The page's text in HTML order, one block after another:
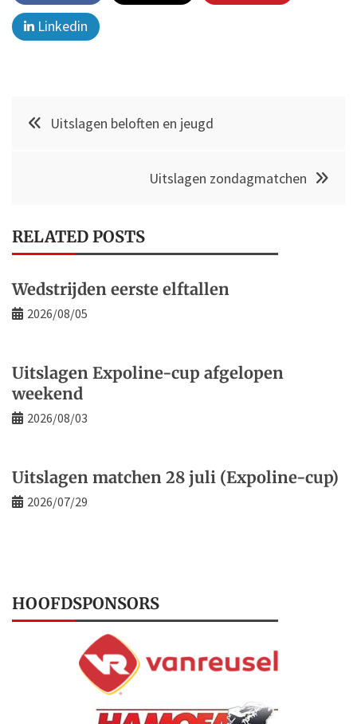
Linkedin
Post Uitslagen beloften en jeugd
Uitslagen zondagmatchen
RELATED POSTS
Wedstrijden eerste elftallen
2026/08/05
Uitslagen Expoline-cup afgelopen
weekend
2026/08/03
Uitslagen matchen 28 juli (Expoline-cup)
2026/07/29
HOOFDSPONSORS